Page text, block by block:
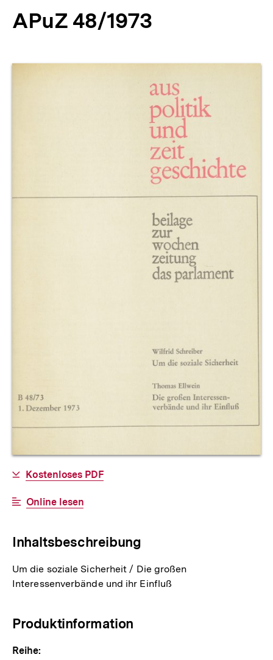
APuZ 48/1973
Allgemeine
Informationen
Download-
Kostenloses PDF
Interner
Online lesen
Inhaltsbeschreibung
Um die soziale Sicherheit / Die großen
Interessenverbände und ihr Einfluß
Produktinformation
Reihe: